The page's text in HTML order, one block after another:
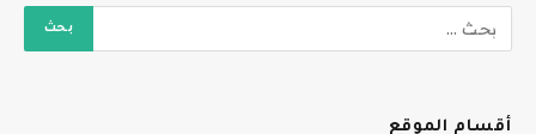
أقسام الموقع